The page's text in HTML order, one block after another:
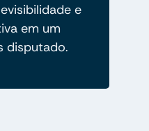
e
em um
disputado.